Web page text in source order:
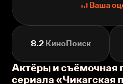
Ваша
8.2КиноПоиск
Актёры и съёмочная
сериала «Чикагская